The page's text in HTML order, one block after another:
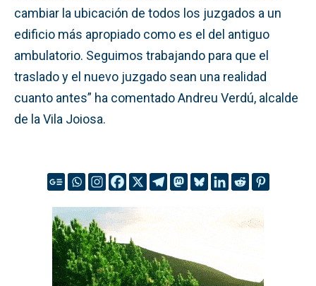
cambiar la ubicación de todos los juzgados a un
edificio más apropiado como es el del antiguo
ambulatorio. Seguimos trabajando para que el
traslado y el nuevo juzgado sean una realidad
cuanto antes” ha comentado Andreu Verdú, alcalde
de la Vila Joiosa.